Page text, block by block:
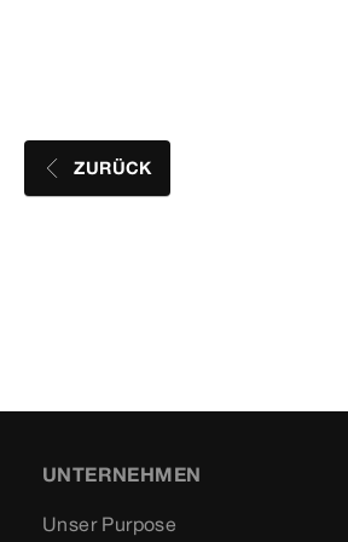
ZURÜCK
UNTERNEHMEN
Unser Purpose